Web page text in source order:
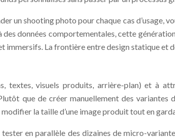
un shooting photo pour chaque cas d’usage,
données comportementales, cette
La frontière entre design statique et
textes, visuels produits, arrière-plan) et à
que de créer manuellement des variantes
la taille d’une image produit tout en
en parallèle des dizaines de micro-